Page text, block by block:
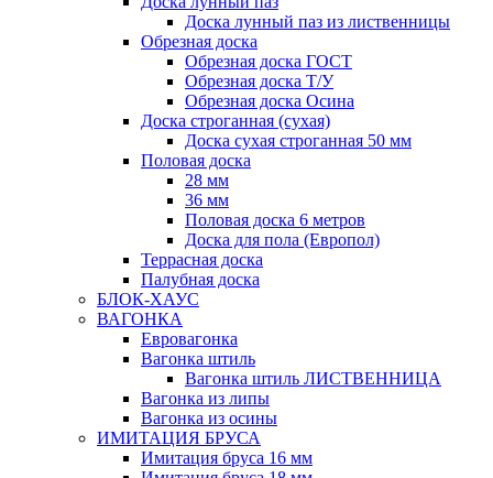
Доска лунный паз из лиственницы
Обрезная доска
Обрезная доска ГОСТ
Обрезная доска Т/У
Обрезная доска Осина
Доска строганная (сухая)
Доска сухая строганная 50 мм
Половая доска
28 мм
36 мм
Половая доска 6 метров
Доска для пола (Европол)
Террасная доска
Палубная доска
БЛОК-ХАУС
ВАГОНКА
Евровагонка
Вагонка штиль
Вагонка штиль ЛИСТВЕННИЦА
Вагонка из липы
Вагонка из осины
ИМИТАЦИЯ БРУСА
Имитация бруса 16 мм